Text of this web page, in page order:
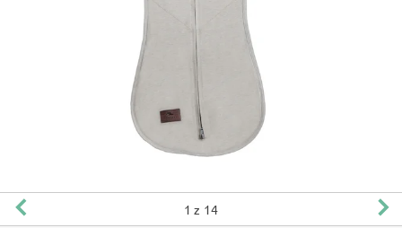
1 z 14